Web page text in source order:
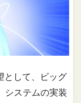
として、ビッグ
システムの実装